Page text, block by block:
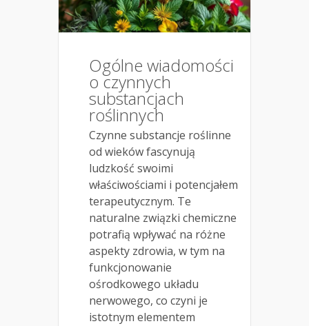
Ogólne wiadomości
o czynnych
substancjach
roślinnych
Czynne substancje roślinne
od wieków fascynują
ludzkość swoimi
właściwościami i potencjałem
terapeutycznym. Te
naturalne związki chemiczne
potrafią wpływać na różne
aspekty zdrowia, w tym na
funkcjonowanie
ośrodkowego układu
nerwowego, co czyni je
istotnym elementem